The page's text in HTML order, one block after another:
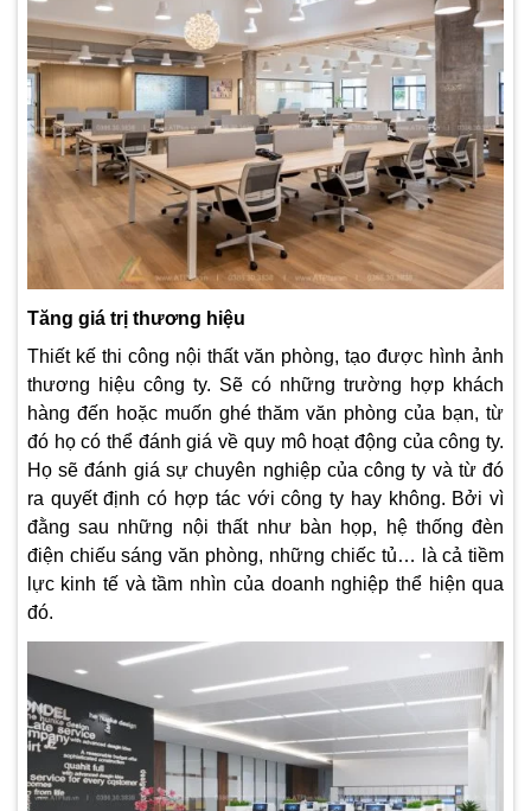
Tăng giá trị thương hiệu
Thiết kế thi công nội thất văn phòng, tạo được hình ảnh
thương hiệu công ty. Sẽ có những trường hợp khách
hàng đến hoặc muốn ghé thăm văn phòng của bạn, từ
đó họ có thể đánh giá về quy mô hoạt động của công ty.
Họ sẽ đánh giá sự chuyên nghiệp của công ty và từ đó
ra quyết định có hợp tác với công ty hay không. Bởi vì
đằng sau những nội thất như bàn họp, hệ thống đèn
điện chiếu sáng văn phòng, những chiếc tủ… là cả tiềm
lực kinh tế và tầm nhìn của doanh nghiệp thể hiện qua
đó.